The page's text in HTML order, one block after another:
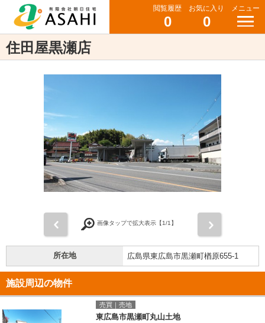
閲覧履歴
0
お気に入り
0
メニュー
住田屋黒瀬店
画像タップで拡大表示【1/1】
所在地 広島県東広島市黒瀬町楢原655-1
施設周辺の物件
売買｜売地
東広島市黒瀬町丸山土地